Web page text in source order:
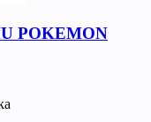
POKEMON